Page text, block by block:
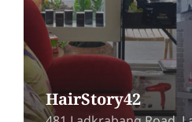
HairStory42